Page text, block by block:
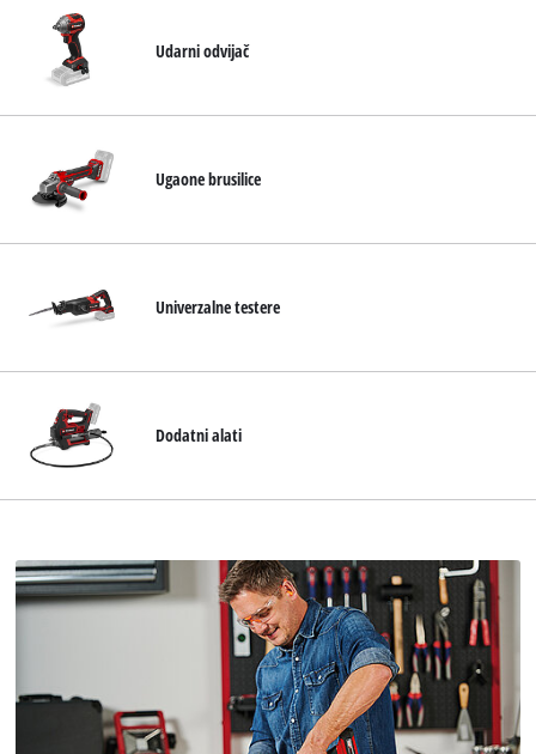
Udarni odvijač
Ugaone brusilice
Univerzalne testere
Dodatni alati